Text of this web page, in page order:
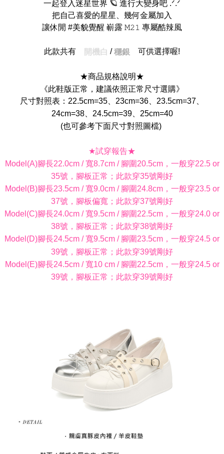
一起登入迷星世界 🪐 進行大變身吧 .ᐟ.ᐟ
把自己喜愛的星星、幾何金屬加入
讓休閒 #美貌覺醒 嶄露 𝙼𝟸𝟷 專屬酷辣風
此款共有 開機白 /穩銀 可供選擇喔!
★商品規格說明★
《此鞋版正常，建議依照正常尺寸選購》
尺寸對照表：22.5cm=35、23cm=36、23.5cm=37、
24cm=38、24.5cm=39、25cm=40
(也可參考下面尺寸對照圖檔)
★試穿報告★
Model(A)腳長22.0cm / 寬8.7cm / 腳圍20.5cm，一般穿22.5 or
35號，腳板正常；此款穿35號剛好
Model(B)腳長23.5cm / 寬9.0cm / 腳圍24.8cm，一般穿23.5 or
37號，腳板偏寬；此款穿37號剛好
Model(C)腳長24.0cm / 寬9.5cm / 腳圍22.5cm，一般穿24.0 or
38號，腳板正常；此款穿38號剛好
Model(D)腳長24.5cm / 寬9.5cm / 腳圍23.5cm，一般穿24.5 or
39號，腳板正常；此款穿39號剛好
Model(E)腳長24.5cm / 寬10 cm / 腳圍22.5cm，一般穿24.5 or
39號，腳板正常；此款穿39號剛好